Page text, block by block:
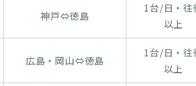
神戸⇔徳島
1台/日・往
以上
広島・岡山⇔徳島
1台/日・往
以上